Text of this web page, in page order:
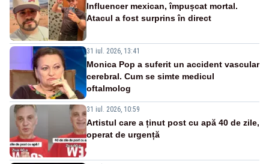
Influencer mexican, împușcat mortal.
Atacul a fost surprins în direct
31 iul. 2026, 13:41
Monica Pop a suferit un accident vascular
cerebral. Cum se simte medicul
oftalmolog
31 iul. 2026, 10:59
Artistul care a ținut post cu apă 40 de zile,
operat de urgență